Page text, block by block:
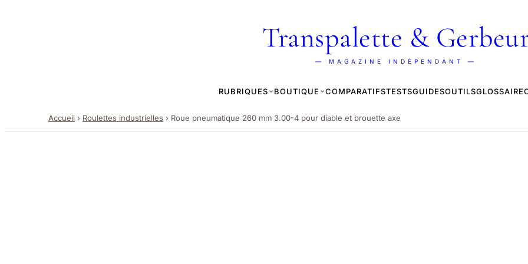
Transpalette &
— MAGAZINE INDÉPENDANT —
RUBRIQUES BOUTIQUE COMPARATIFSTESTSGUIDESOUTILSGLOSSAIRE
Accueil › Roulettes industrielles › Roue pneumatique 260 mm 3.00-4 pour diable et brouette axe